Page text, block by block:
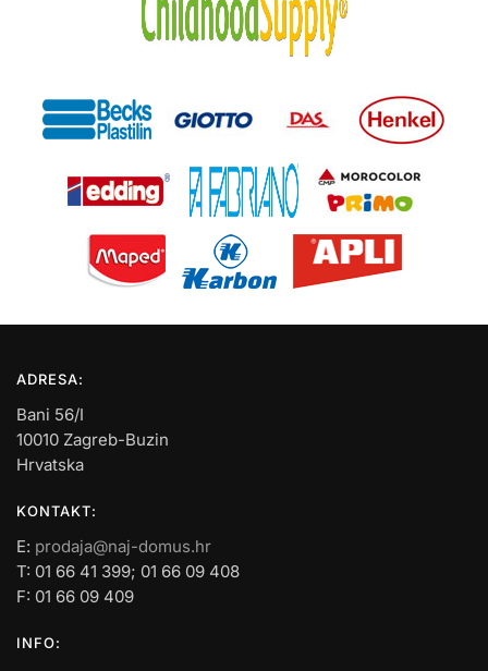
ADRESA:
Bani 56/I
10010 Zagreb-Buzin
Hrvatska
KONTAKT:
E: prodaja@naj-domus.hr
T: 01 66 41 399; 01 66 09 408
F: 01 66 09 409
INFO: